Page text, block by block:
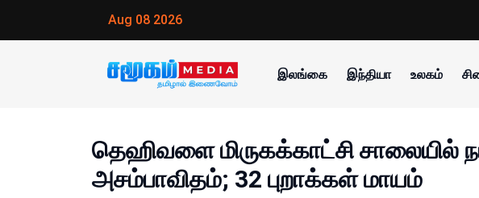
Aug 08 2026
இலங்கை இந்தியா உலகம்
தெஹிவளை மிருகக்காட்சி சாலையில்
அசம்பாவிதம்; 32 புறாக்கள் மாயம்